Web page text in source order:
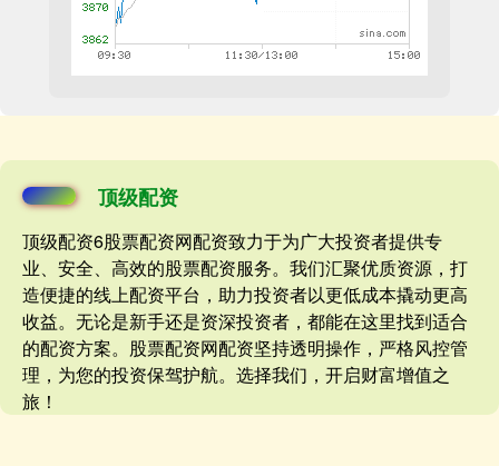
顶级配资
顶级配资6股票配资网配资致力于为广大投资者提供专
业、安全、高效的股票配资服务。我们汇聚优质资源，打
造便捷的线上配资平台，助力投资者以更低成本撬动更高
收益。无论是新手还是资深投资者，都能在这里找到适合
的配资方案。股票配资网配资坚持透明操作，严格风控管
理，为您的投资保驾护航。选择我们，开启财富增值之
旅！